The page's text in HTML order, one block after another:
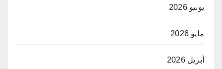
يونيو 2026
مايو 2026
أبريل 2026